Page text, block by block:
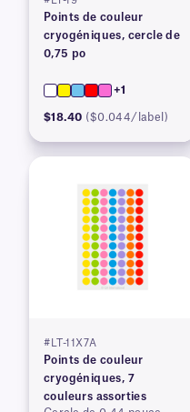
Points de couleur
cryogéniques, cercle de
0,75 po
+1
$18.40 ($0.044/label)
#LT-11X7A
Points de couleur
cryogéniques, 7
couleurs assorties